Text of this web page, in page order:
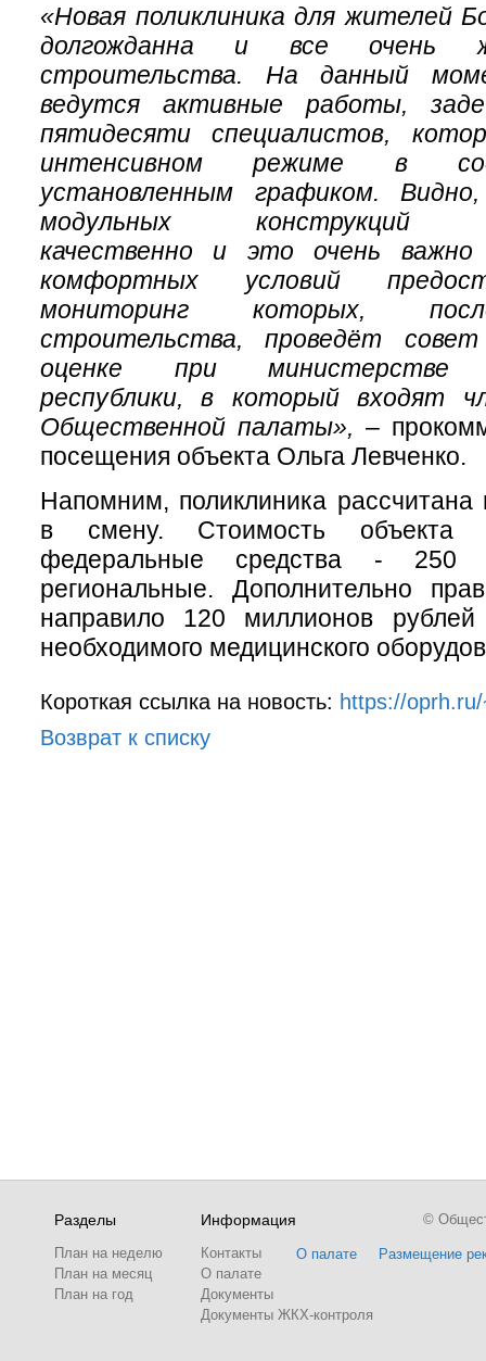
«Новая поликлиника для жителей
долгожданна и все очень
строительства. На данный
ведутся активные работы,
пятидесяти специалистов,
интенсивном режиме в
установленным графиком.
модульных конструкций
качественно и это очень важно
комфортных условий
мониторинг которых,
строительства, проведёт
оценке при министерстве
республики, в который входят
Общественной палаты», –
посещения объекта Ольга Левченко.
Напомним, поликлиника
в смену. Стоимость
федеральные средства -
региональные. Дополнительно
направило 120 миллионов
необходимого медицинского
Короткая ссылка на новость: https://
Возврат к списку
Разделы
План на неделю
План на месяц
План на год
Информация
Контакты
О палате
Документы
Документы ЖКХ-контроля
О палате Размещение
©